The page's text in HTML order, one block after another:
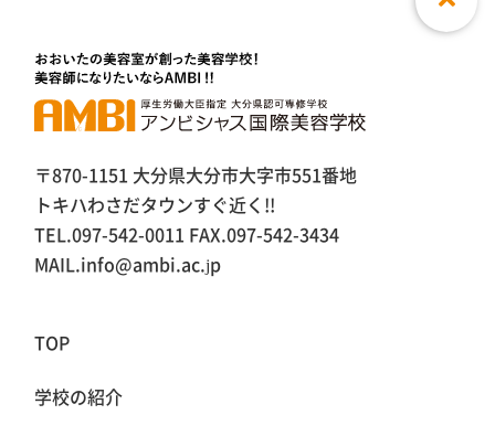
〒870-1151 大分県大分市大字市551番地
トキハわさだタウンすぐ近く!!
TEL.097-542-0011 FAX.097-542-3434
MAIL.info@ambi.ac.jp
TOP
学校の紹介